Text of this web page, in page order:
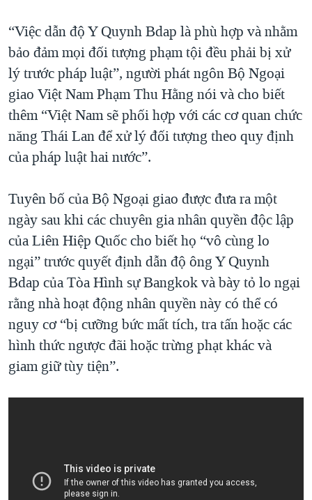
“Việc dẫn độ Y Quynh Bdap là phù hợp và nhằm
bảo đảm mọi đối tượng phạm tội đều phải bị xử
lý trước pháp luật”, người phát ngôn Bộ Ngoại
giao Việt Nam Phạm Thu Hằng nói và cho biết
thêm “Việt Nam sẽ phối hợp với các cơ quan chức
năng Thái Lan để xử lý đối tượng theo quy định
của pháp luật hai nước”.
Tuyên bố của Bộ Ngoại giao được đưa ra một
ngày sau khi các chuyên gia nhân quyền độc lập
của Liên Hiệp Quốc cho biết họ “vô cùng lo
ngại” trước quyết định dẫn độ ông Y Quynh
Bdap của Tòa Hình sự Bangkok và bày tỏ lo ngại
rằng nhà hoạt động nhân quyền này có thể có
nguy cơ “bị cưỡng bức mất tích, tra tấn hoặc các
hình thức ngược đãi hoặc trừng phạt khác và
giam giữ tùy tiện”.